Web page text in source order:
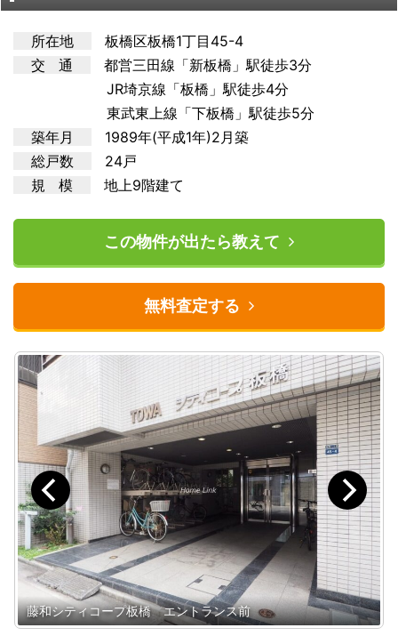
所在地
板橋区板橋1丁目45-4
交 通
都営三田線「新板橋」駅徒歩3分
JR埼京線「板橋」駅徒歩4分
東武東上線「下板橋」駅徒歩5分
築年月
1989年(平成1年)2月築
総戸数
24戸
規 模
地上9階建て
この物件が出たら教えて
無料査定する
藤和シティコープ板橋 エントランス前